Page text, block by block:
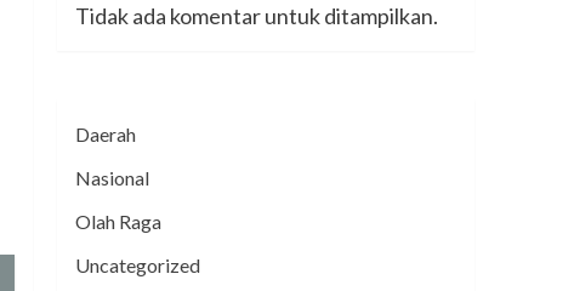
Tidak ada komentar untuk ditampilkan.
Daerah
Nasional
Olah Raga
Uncategorized